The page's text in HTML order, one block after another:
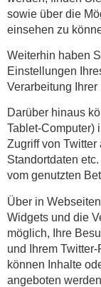
sowie über die
einsehen zu
Weiterhin haben
Einstellungen
Verarbeitung
Darüber hinaus
Tablet-Computer)
Zugriff von Twitter
Standortdaten
vom genutzten
Über in
Widgets und die
möglich, Ihre
und Ihrem
können Inhalte
angeboten